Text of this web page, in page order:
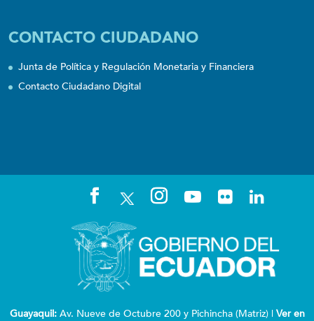
CONTACTO CIUDADANO
Junta de Política y Regulación Monetaria y Financiera
Contacto Ciudadano Digital
Guayaquil:Av. Nueve de Octubre 200 y Pichincha (Matriz) | Ver en